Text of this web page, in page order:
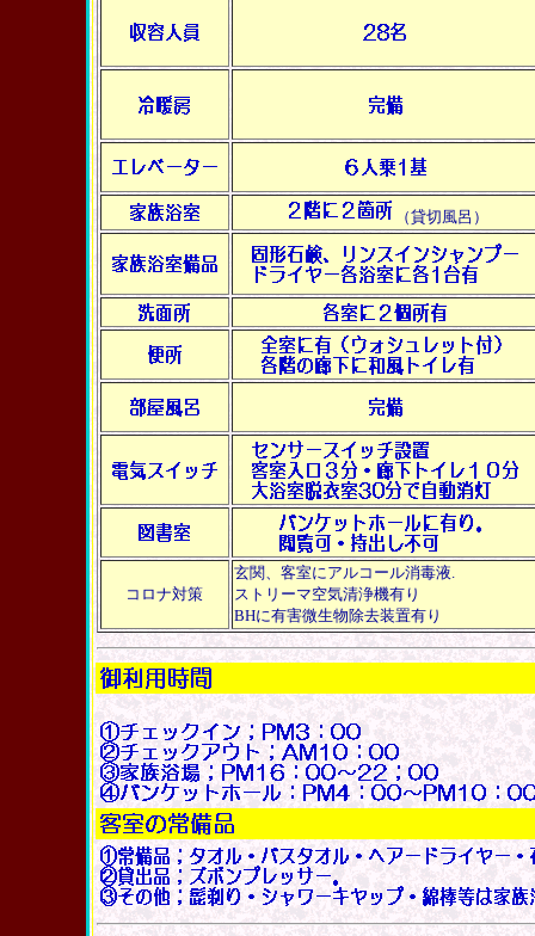
（貸切風呂）
コロナ対策
玄関、客室にアルコール消毒液.
ストリーマ空気清浄機有り
BHに有害微生物除去装置有り